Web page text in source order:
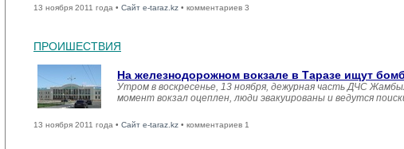
13 ноября 2011 года • Сайт e-taraz.kz • комментариев 3
ПРОИШЕСТВИЯ
На железнодорожном вокзале в Таразе ищут
Утром в воскресенье, 13 ноября, дежурная часть ДЧС
момент вокзал оцеплен, люди эвакуированы и ведутся
13 ноября 2011 года • Сайт e-taraz.kz • комментариев 1